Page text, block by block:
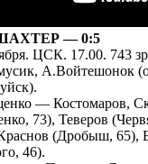
— 0:5
ЦСК. 17.00. 743
А.Войтешонок
— Костомаров,
73), Теверов
(Дробыш, 65),
46).